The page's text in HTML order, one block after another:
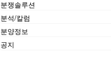
분쟁솔루션
분석/칼럼
분양정보
공지